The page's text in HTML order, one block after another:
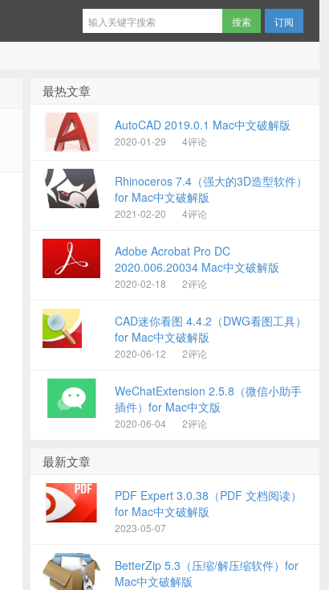
订阅
最热文章
AutoCAD 2019.0.1 Mac中文破解版
2020-01-29 4评论
Rhinoceros 7.4（强大的3D造型软件）
for Mac中文破解版
2021-02-20 4评论
Adobe Acrobat Pro DC
2020.006.20034 Mac中文破解版
2020-02-18 2评论
CAD迷你看图 4.4.2（DWG看图工具）
for Mac中文破解版
2020-06-12 2评论
WeChatExtension 2.5.8（微信小助手
插件）for Mac中文版
2020-06-04 2评论
最新文章
PDF Expert 3.0.38（PDF 文档阅读）
for Mac中文破解版
2023-05-07
BetterZip 5.3（压缩/解压缩软件）for
Mac中文破解版